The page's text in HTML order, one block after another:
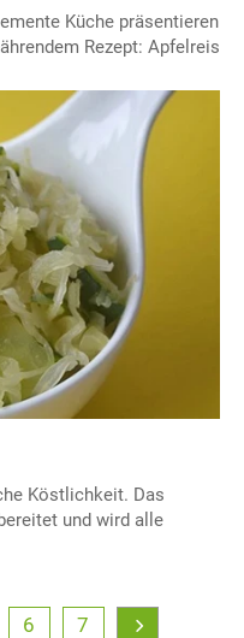
Küche präsentieren
Rezept: Apfelreis
Köstlichkeit. Das
und wird alle
6 7